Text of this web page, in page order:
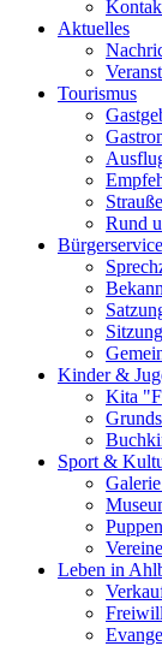
Aktuelles
Tourismus
Rund
Bürgerservice
Kinder &
Kita
Sport &
Leben in